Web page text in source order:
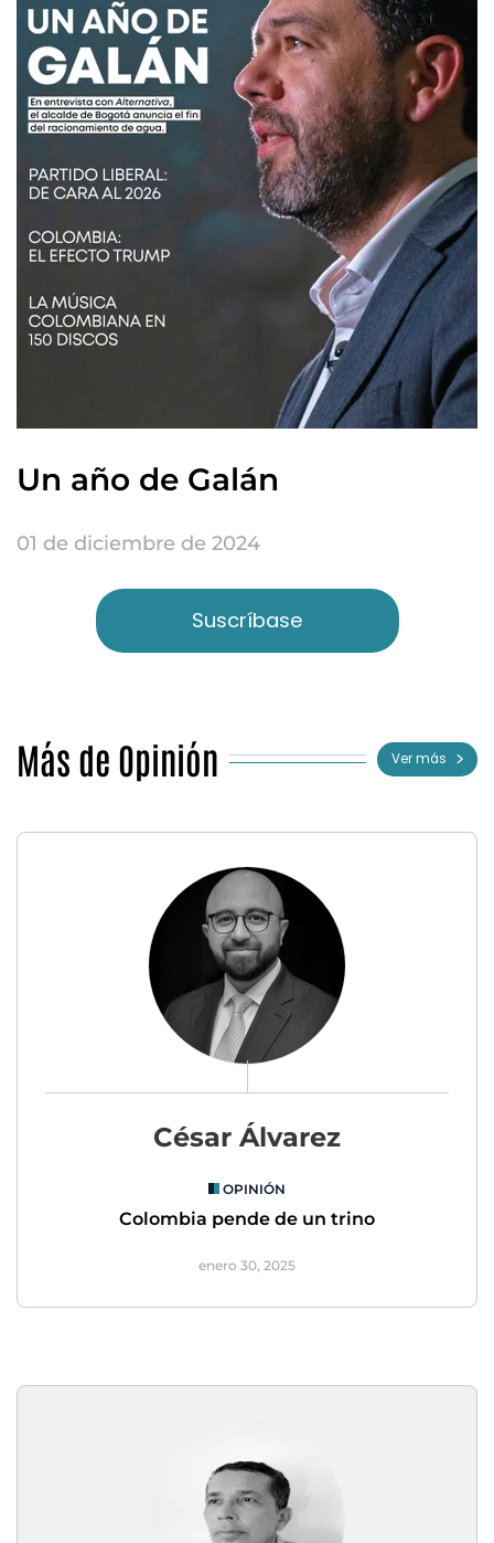
Un año de Galán
01 de diciembre de 2024
Suscríbase
Más de Opinión Ver más
César Álvarez
OPINIÓN
Colombia pende de un trino
enero 30, 2025